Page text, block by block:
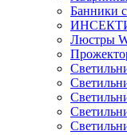
Банники
Люстры